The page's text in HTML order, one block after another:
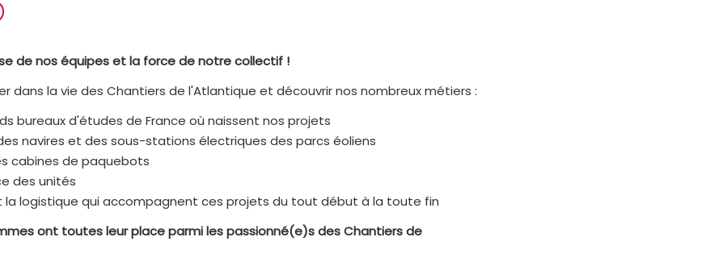
de nos équipes et la force de notre collectif !
dans la vie des Chantiers de l'Atlantique et découvrir nos nombreux métiers :
bureaux d'études de France où naissent nos projets
navires et des sous-stations électriques des parcs éoliens
cabines de paquebots
des unités
la logistique qui accompagnent ces projets du tout début à la toute fin
ont toutes leur place parmi les passionné(e)s des Chantiers de